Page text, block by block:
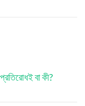
বা কী?